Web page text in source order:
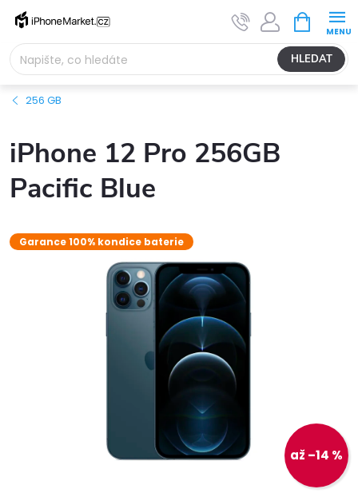
Přejít
obsah
HLEDAT
NÁKUPNÍ
KOŠÍK
256 GB
iPhone 12 Pro 256GB
Pacific Blue
Garance 100% kondice baterie
až –14 %